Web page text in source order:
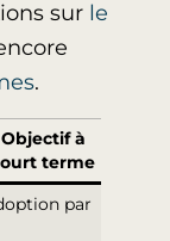
sur le
.
Objectif à
terme
par